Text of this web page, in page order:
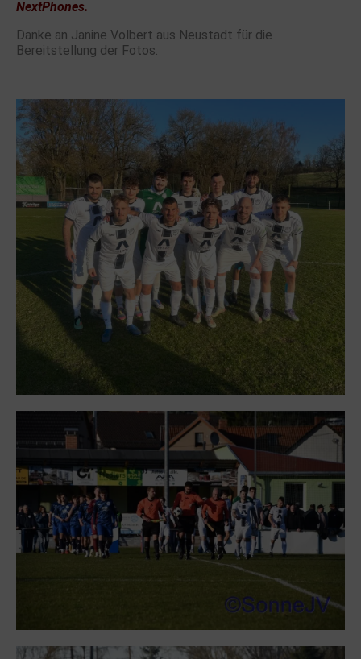
NextPhones.
Danke an Janine Volbert aus Neustadt für die
Bereitstellung der Fotos.